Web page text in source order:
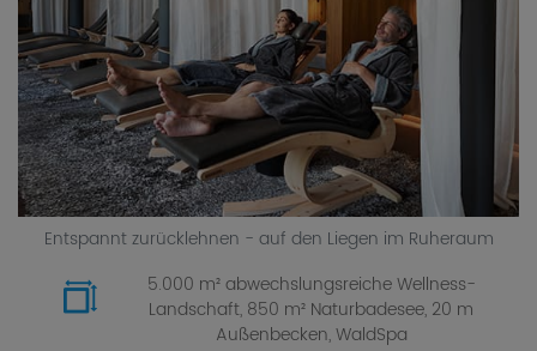
Entspannt zurücklehnen - auf den Liegen im Ruheraum
5.000 m² abwechslungsreiche Wellness-
Landschaft, 850 m² Naturbadesee, 20 m
Außenbecken, WaldSpa